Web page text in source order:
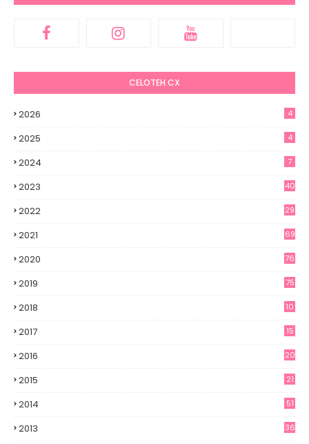
CELOTEH CX
2026 4
2025 4
2024 7
2023 40
2022 29
2021 69
2020 76
2019 75
2018 10
2017 15
2016 20
2015 21
2014 51
2013 36